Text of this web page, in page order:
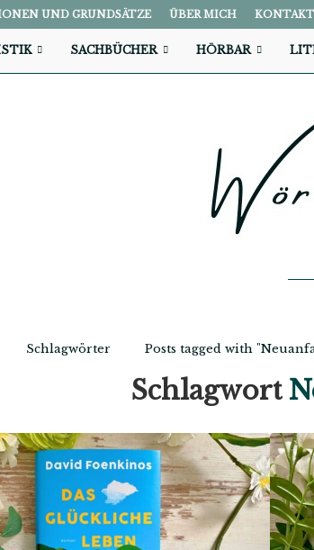
UND GRUNDSÄTZE ÜBER MICH KONTAKT
SACHBÜCHER HÖRBAR
Schlagwörter Posts tagged with
Schlagwort